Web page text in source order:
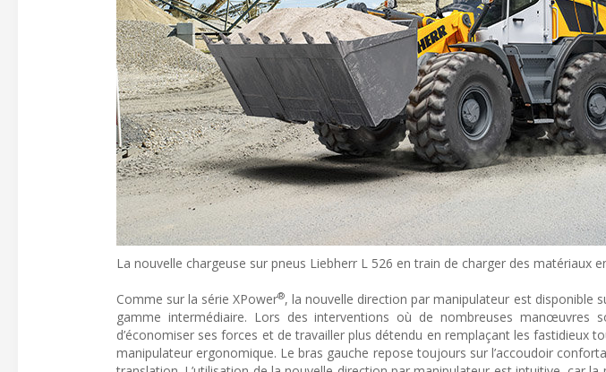
La nouvelle chargeuse sur pneus Liebherr L 526 en train de charger des matériaux
Comme sur la série XPower®, la nouvelle direction par manipulateur est disponible
gamme intermédiaire. Lors des interventions où de nombreuses manœuvres
d’économiser ses forces et de travailler plus détendu en remplaçant les fastidieux
manipulateur ergonomique. Le bras gauche repose toujours sur l’accoudoir